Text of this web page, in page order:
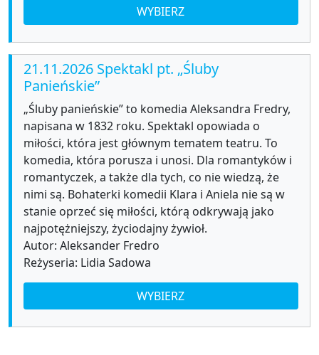
WYBIERZ
21.11.2026 Spektakl pt. „Śluby
Panieńskie”
„Śluby panieńskie” to komedia Aleksandra Fredry,
napisana w 1832 roku. Spektakl opowiada o
miłości, która jest głównym tematem teatru. To
komedia, która porusza i unosi. Dla romantyków i
romantyczek, a także dla tych, co nie wiedzą, że
nimi są. Bohaterki komedii Klara i Aniela nie są w
stanie oprzeć się miłości, którą odkrywają jako
najpotężniejszy, życiodajny żywioł.
Autor: Aleksander Fredro
Reżyseria: Lidia Sadowa
WYBIERZ